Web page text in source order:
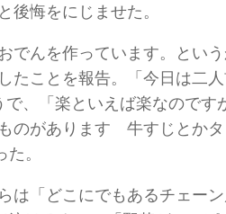
後悔をにじませた。
でんを作っています。とい
たことを報告。「今日は二
で、「楽といえば楽なので
のがあります 牛すじとか
。
は「どこにでもあるチェー